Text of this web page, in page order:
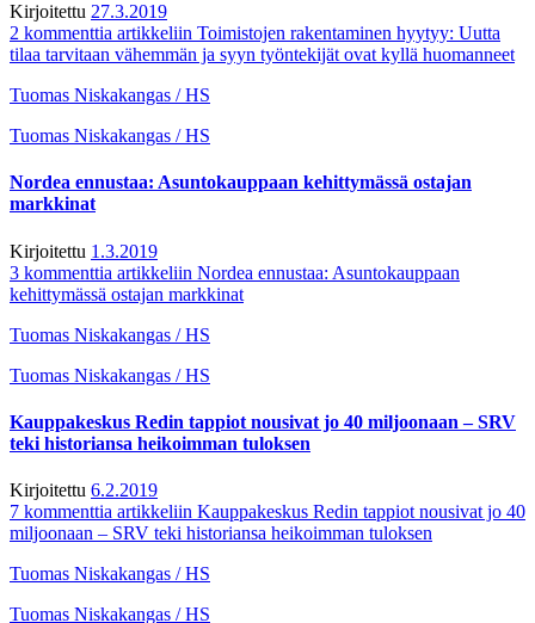
Kirjoitettu 27.3.2019
2 kommenttia artikkeliin Toimistojen rakentaminen hyytyy: Uutta
tilaa tarvitaan vähemmän ja syyn työntekijät ovat kyllä huomanneet
Tuomas Niskakangas / HS
Tuomas Niskakangas / HS
Nordea ennustaa: Asuntokauppaan kehittymässä ostajan
markkinat
Kirjoitettu 1.3.2019
3 kommenttia artikkeliin Nordea ennustaa: Asuntokauppaan
kehittymässä ostajan markkinat
Tuomas Niskakangas / HS
Tuomas Niskakangas / HS
Kauppakeskus Redin tappiot nousivat jo 40 miljoonaan – SRV
teki historiansa heikoimman tuloksen
Kirjoitettu 6.2.2019
7 kommenttia artikkeliin Kauppakeskus Redin tappiot nousivat jo 40
miljoonaan – SRV teki historiansa heikoimman tuloksen
Tuomas Niskakangas / HS
Tuomas Niskakangas / HS